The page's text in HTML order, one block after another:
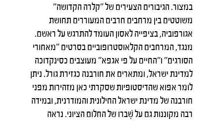
במצור. הגיבורים הצעירים של "קלרה הקדושה"
משוטטים בין מרחבים חרבים המעוררים תחושת
אגורפוביה, בציפייה לאסון העומד להתרגש על ראשם.
מנגד, המרחבים הקלאוסטרופוביים בסרטים "מאחורי
הסורגים" ו"החיים על פי אגפא" מעוצבים כסינקדוכה
למדינת ישראל, ומתארים את חורבנה כגזירת גורל. ניתן
לומר אפוא שהדיסטופיות שסקרתי כאן מזהירות מפני
חורבנה של מדינת ישראל החילונית והמודרנית, ובמידה
רבה מקוננות גם על שִׁברו של החלום הציוני. נראה